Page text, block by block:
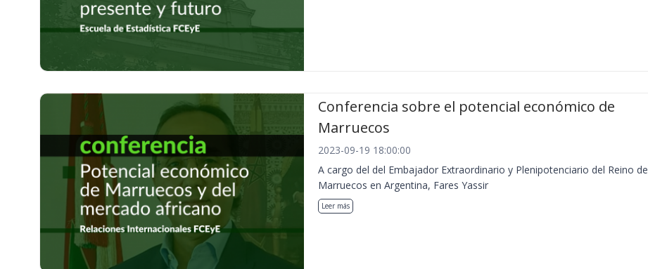
Conferencia sobre el potencial económico de
Marruecos
2023-09-19 18:00:00
A cargo del del Embajador Extraordinario y Plenipotenciario del Reino de
Marruecos en Argentina, Fares Yassir
Leer más